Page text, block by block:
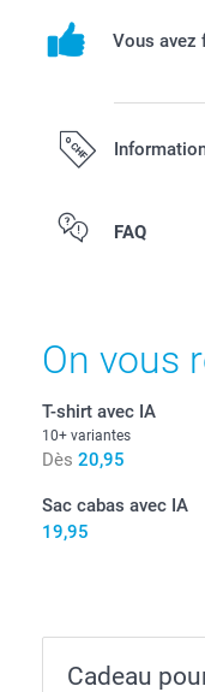
Vous avez
Tous les prix sont
FAQ
On vous
T-shirt avec IA
10+ variantes
Dès 20,95
Sac cabas avec IA
19,95
Cadeau